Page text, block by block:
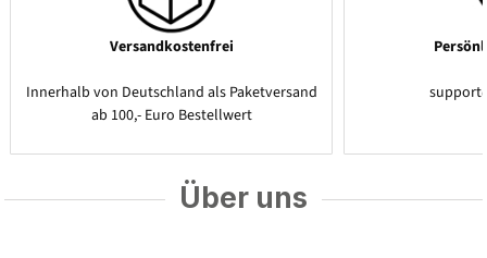
Versandkostenfrei
Innerhalb von Deutschland als Paketversand
ab 100,- Euro Bestellwert
Über uns